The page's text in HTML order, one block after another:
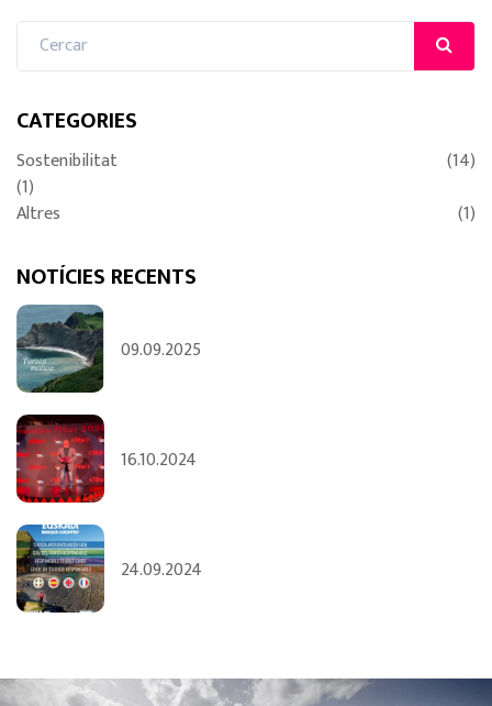
CATEGORIES
Sostenibilitat
(14)
(1)
Altres
(1)
NOTÍCIES RECENTS
09.09.2025
16.10.2024
24.09.2024